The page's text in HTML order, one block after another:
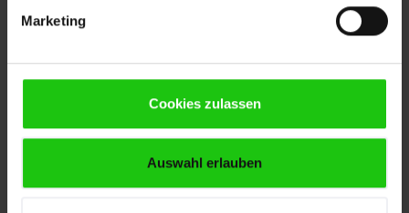
Marketing
Cookies zulassen
Auswahl erlauben